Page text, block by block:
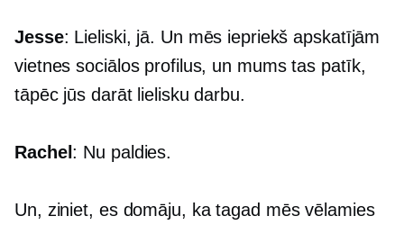
Jesse: Lieliski, jā. Un mēs iepriekš apskatījām
vietnes sociālos profilus, un mums tas patīk,
tāpēc jūs darāt lielisku darbu.
Rachel : Nu paldies.
Un, ziniet, es domāju, ka tagad mēs vēlamies